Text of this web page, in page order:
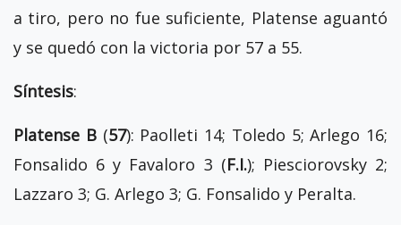
a tiro, pero no fue suficiente, Platense aguantó
y se quedó con la victoria por 57 a 55.
Síntesis:
Platense B(57): Paolleti 14; Toledo 5; Arlego 16;
Fonsalido 6 y Favaloro 3 (F.I.); Piesciorovsky 2;
Lazzaro 3; G. Arlego 3; G. Fonsalido y Peralta.